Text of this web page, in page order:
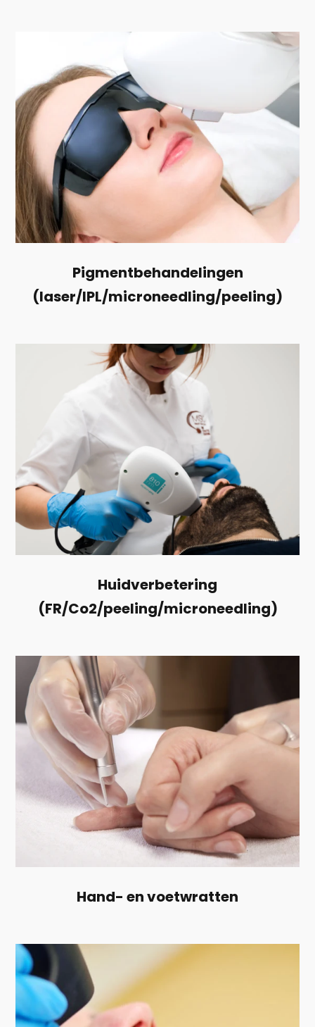
Pigmentbehandelingen
(laser/IPL/microneedling/peeling)
Huidverbetering
(FR/Co2/peeling/microneedling)
Hand- en voetwratten